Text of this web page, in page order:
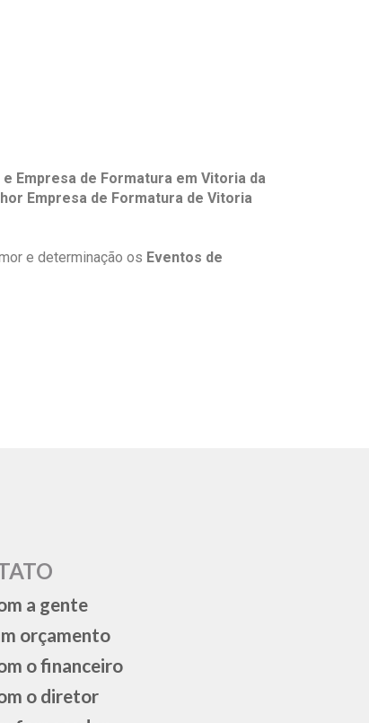
Empresa de Formatura em Vitoria da
Empresa de Formatura de Vitoria
e determinação os Eventos de
a gente
orçamento
o financeiro
o diretor